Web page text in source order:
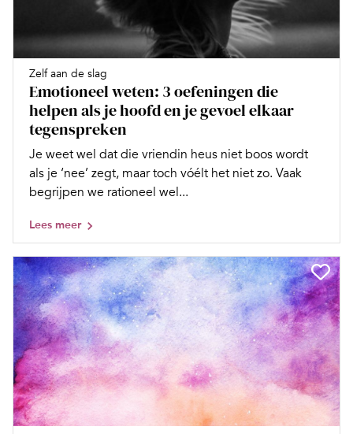
Zelf aan de slag
Emotioneel weten: 3 oefeningen die
helpen als je hoofd en je gevoel elkaar
tegenspreken
Je weet wel dat die vriendin heus niet boos wordt
als je ‘nee’ zegt, maar toch vóélt het niet zo. Vaak
begrijpen we rationeel wel...
Lees meer